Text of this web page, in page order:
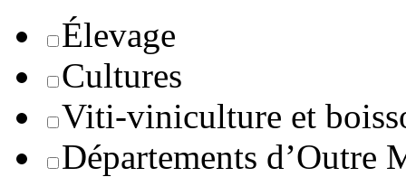
Élevage
Cultures
Viti-viniculture et
Départements d’Outre